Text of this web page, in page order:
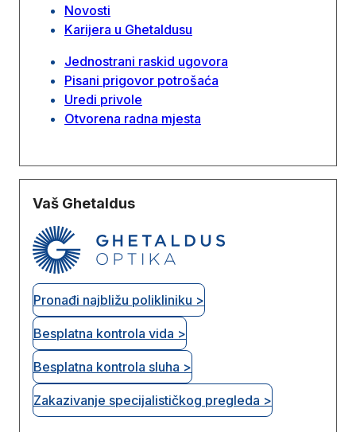
Novosti
Karijera u Ghetaldusu
Jednostrani raskid ugovora
Pisani prigovor potrošaća
Uredi privole
Otvorena radna mjesta
Vaš Ghetaldus
Pronađi najbližu polikliniku >
Besplatna kontrola vida >
Besplatna kontrola sluha >
Zakazivanje specijalističkog pregleda >